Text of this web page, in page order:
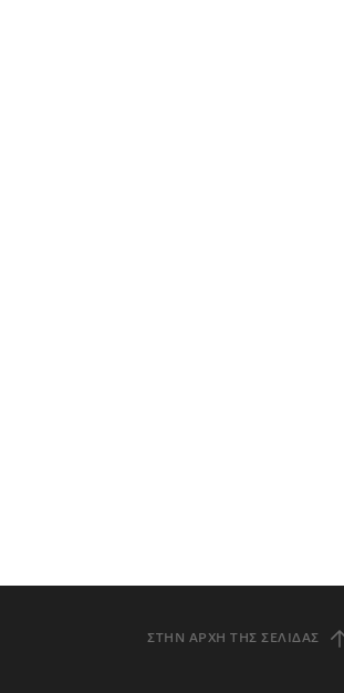
ΣΤΗΝ ΑΡΧΉ ΤΗΣ ΣΕΛΊΔΑΣ